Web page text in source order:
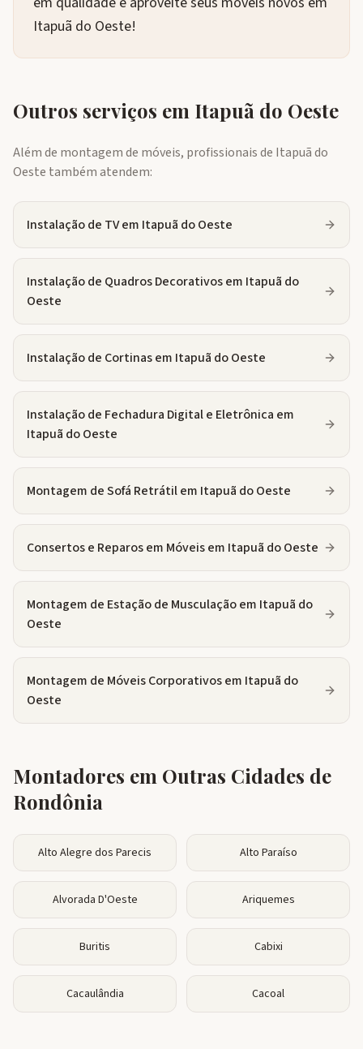
Itapuã do Oeste!
Outros serviços em Itapuã do Oeste
Além de montagem de móveis, profissionais de Itapuã do
Oeste também atendem:
Instalação de TVem Itapuã do Oeste
Instalação de Quadros Decorativosem Itapuã do
Oeste
Instalação de Cortinasem Itapuã do Oeste
Instalação de Fechadura Digital e Eletrônica em
Itapuã do Oeste
Montagem de Sofá Retrátilem Itapuã do Oeste
Consertos e Reparos em Móveisem Itapuã do Oeste
Montagem de Estação de Musculaçãoem Itapuã do
Oeste
Montagem de Móveis Corporativosem Itapuã do
Oeste
Montadores em Outras Cidades de
Rondônia
Alto Alegre dos Parecis Alto Paraíso
Alvorada D'Oeste Ariquemes
Buritis Cabixi
Cacaulândia Cacoal